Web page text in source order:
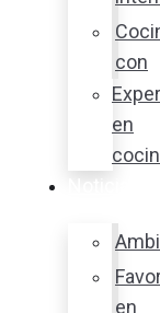
con
en
en